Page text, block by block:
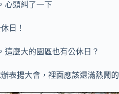
心頭糾了一下
日！
這麼大的園區也有公休日？
表揚大會，裡面應該還滿熱鬧的